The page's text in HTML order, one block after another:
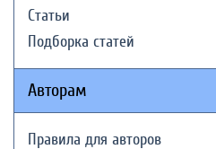
Статьи
Подборка статей
Авторам
Правила для авторов